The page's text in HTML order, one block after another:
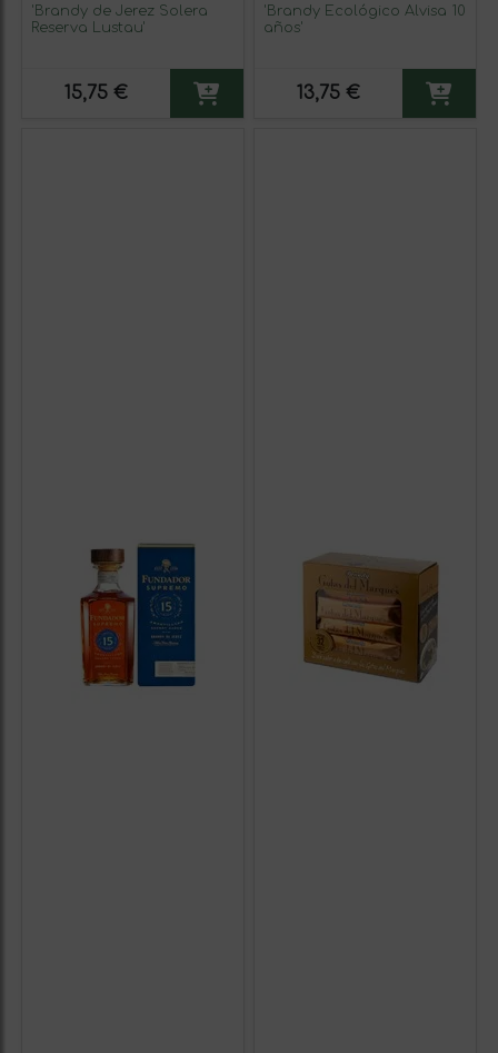
'Brandy de Jerez Solera
Reserva Lustau'
15,75 €
'Brandy Ecológico Alvisa 10
años'
13,75 €